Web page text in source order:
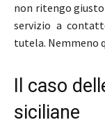
non ritengo
servizio a
tutela. Nemmeno
Il caso
siciliane